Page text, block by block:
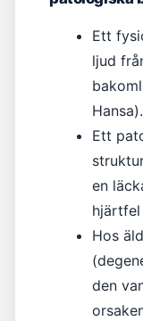
Ett
ljud
Hansa).
Ett
en
hjärtfel
Hos
den